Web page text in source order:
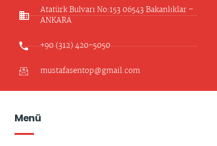
Atatürk Bulvarı No:153 06543 Bakanlıklar –
ANKARA​
+90 (312) 420-5050
mustafasentop@gmail.com
Menü